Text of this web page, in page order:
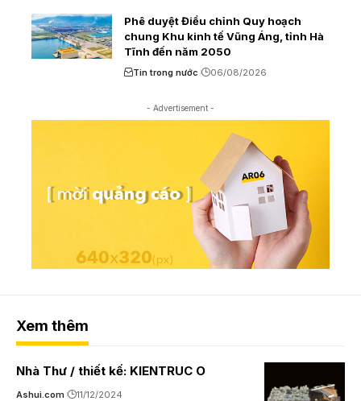
Phê duyệt Điều chỉnh Quy hoạch
chung Khu kinh tế Vũng Áng, tỉnh Hà
Tĩnh đến năm 2050
Tin trong nước 06/08/2026
- Advertisement -
Xem thêm
Nhà Thư / thiết kế: KIENTRUC O
Ashui.com 11/12/2024